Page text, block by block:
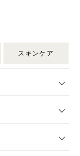
スキンケア